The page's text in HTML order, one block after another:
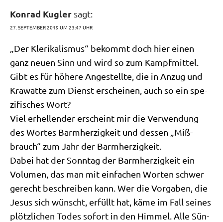
Konrad Kugler sagt:
27. SEPTEMBER 2019 UM 23:47 UHR
„Der Kle­ri­ka­lis­mus“ bekommt doch hier einen
ganz neu­en Sinn und wird so zum Kampf­mit­tel.
Gibt es für höhe­re Ange­stell­te, die in Anzug und
Kra­wat­te zum Dienst erschei­nen, auch so ein spe­
zi­fi­sches Wort?
Viel erhel­len­der erscheint mir die Ver­wen­dung
des Wor­tes Barm­her­zig­keit und des­sen „Miß­
brauch“ zum Jahr der Barmherzigkeit.
Dabei hat der Sonn­tag der Barm­her­zig­keit ein
Volu­men, das man mit ein­fa­chen Wor­ten schwer
gerecht beschrei­ben kann. Wer die Vor­ga­ben, die
Jesus sich wünscht, erfüllt hat, käme im Fall sei­nes
plötz­li­chen Todes sofort in den Him­mel. Alle Sün­